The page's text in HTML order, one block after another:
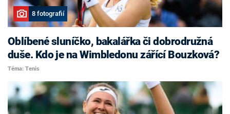
8 fotografií
Oblíbené sluníčko, bakalářka či dobrodružná
duše. Kdo je na Wimbledonu zářící Bouzková?
Téma: Tenis